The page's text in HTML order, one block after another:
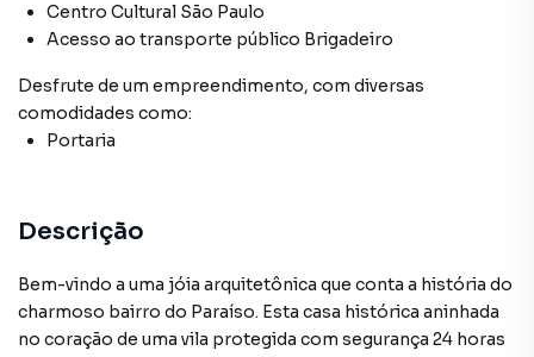
Centro Cultural São Paulo
Acesso ao transporte público Brigadeiro
Desfrute de um empreendimento, com diversas
comodidades como:
Portaria
Descrição
Bem-vindo a uma jóia arquitetônica que conta a história do
charmoso bairro do Paraíso. Esta casa histórica aninhada
no coração de uma vila protegida com segurança 24 horas